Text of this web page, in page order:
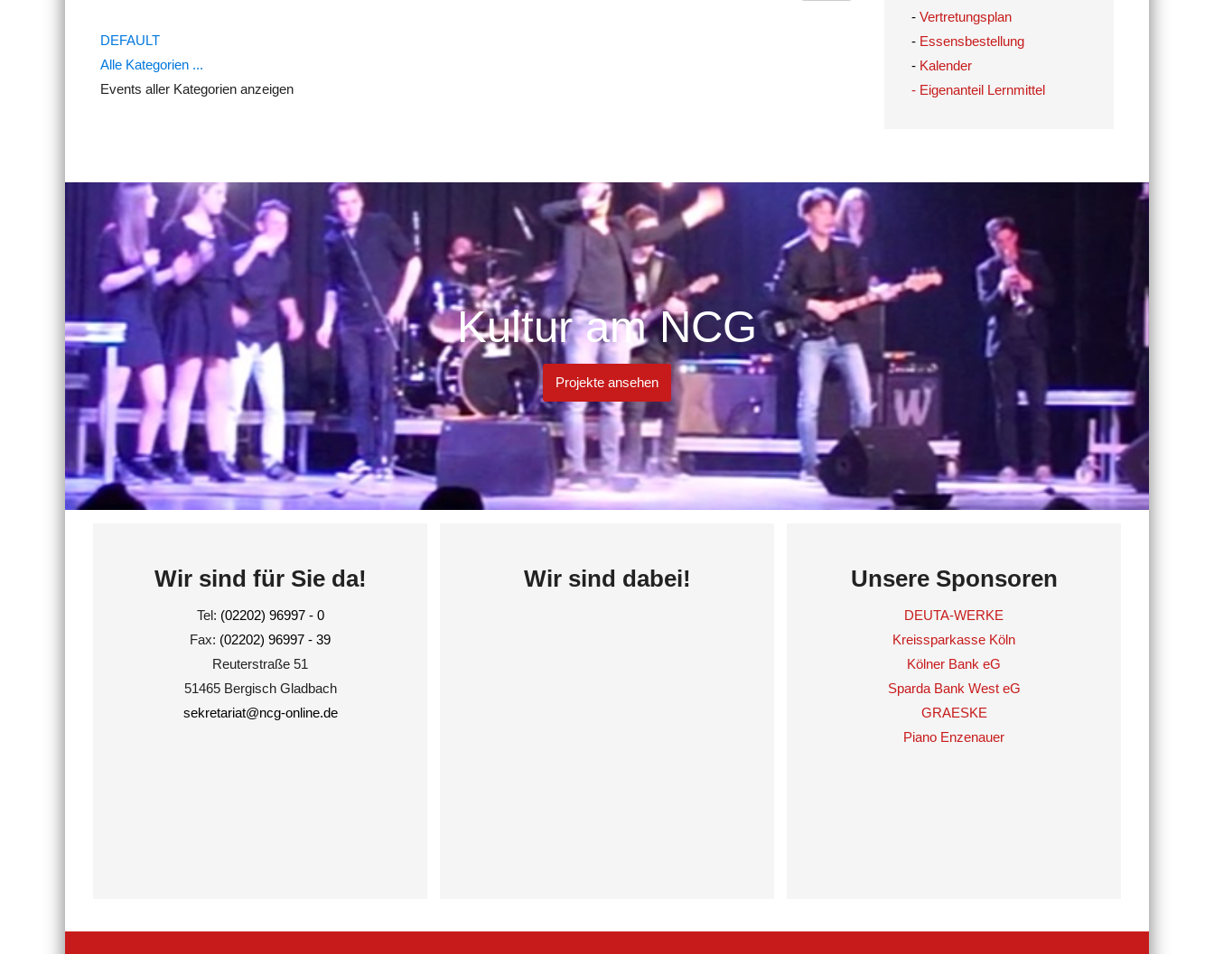
DEFAULT
Alle Kategorien ...
Events aller Kategorien anzeigen
- Vertretungsplan
- Essensbestellung
- Kalender
- Eigenanteil Lernmittel
Kultur am NCG
Projekte ansehen
Wir sind für Sie da!
Tel: (02202) 96997 - 0
Fax: (02202) 96997 - 39
Reuterstraße 51
51465 Bergisch Gladbach
sekretariat@ncg-online.de
Wir sind dabei! Unsere Sponsoren
DEUTA-WERKE
Kreissparkasse Köln
Kölner Bank eG
Sparda Bank West eG
GRAESKE
Piano Enzenauer